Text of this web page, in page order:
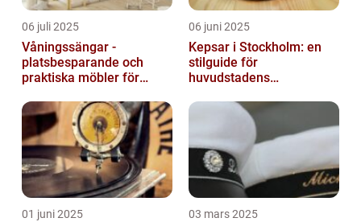
06 juli 2025
Våningssängar -
platsbesparande och
praktiska möbler för
06 juni 2025
Kepsar i Stockholm: en
stilguide för
huvudstadens
01 juni 2025 03 mars 2025